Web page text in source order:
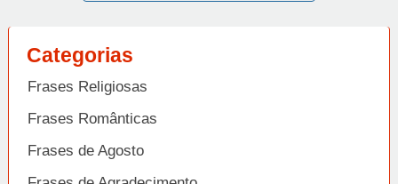
Categorias
Frases Religiosas
Frases Românticas
Frases de Agosto